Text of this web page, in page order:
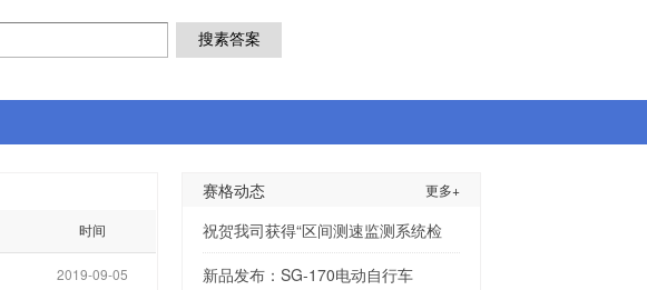
时间
2019-09-05
赛格动态 更多+
祝贺我司获得“区间测速监测系统检
新品发布：SG-170电动自行车